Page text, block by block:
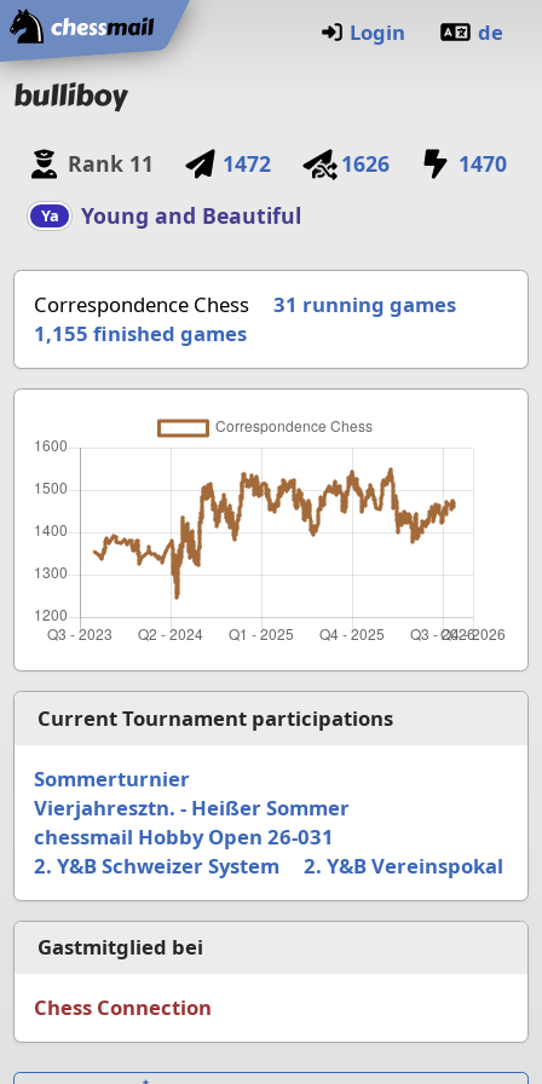
Home
Login de
bulliboy
Rank 11 1472 1626 1470
Ya Young and Beautiful
Correspondence Chess
31 running games
1,155 finished games
Current Tournament participations
Sommerturnier
Vierjahresztn. - Heißer Sommer
chessmail Hobby Open 26-031
2. Y&B Schweizer System
2. Y&B Vereinspokal
Gastmitglied bei
Chess Connection